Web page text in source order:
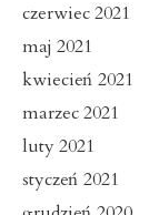
czerwiec 2021
maj 2021
kwiecień 2021
marzec 2021
luty 2021
styczeń 2021